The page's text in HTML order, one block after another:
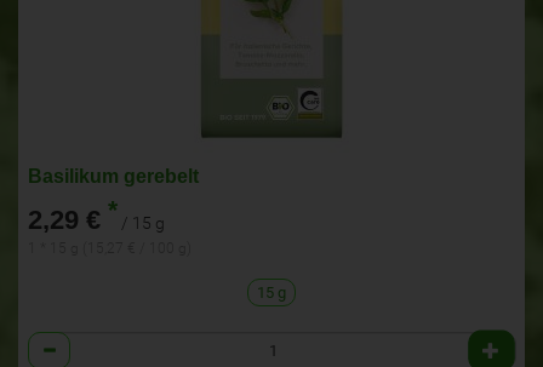
Basilikum gerebelt
2,29 € * / 15 g
15 g
Anzahl